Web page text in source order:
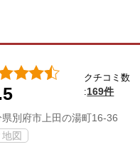
クチコミ数
:169件
県別府市上田の湯町16-36
地図